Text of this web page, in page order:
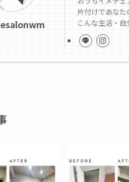
片付けであなた
こんな生活・自